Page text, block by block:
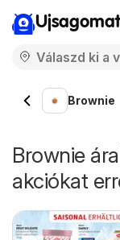
Ujsagomat
Brownie
Brownie
akciókat